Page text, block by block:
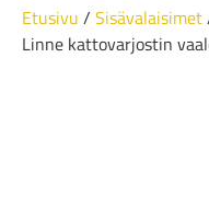
Etusivu / Sisävalaisimet
Linne kattovarjostin